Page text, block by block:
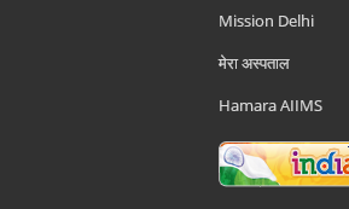
Mission Delhi
मेरा अस्पताल
Hamara AIIMS